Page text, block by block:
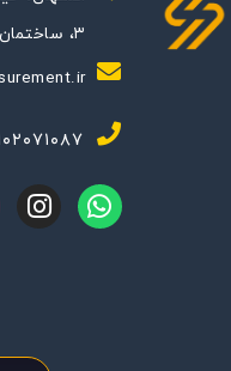
۳، ساختمان مسیح، واحد ۸ (مشاهده در نقشه ←)
W
h
I
n
r